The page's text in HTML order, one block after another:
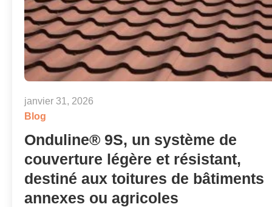
janvier 31, 2026
Blog
Onduline® 9S, un système de
couverture légère et résistant,
destiné aux toitures de bâtiments
annexes ou agricoles